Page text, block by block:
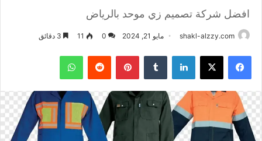
افضل شركة تصميم زي موحد بالرياض
shakl-alzzy.com مايو 21, 2024 0
11
فيسبوك X لينكدإن بينتيريست واتساب